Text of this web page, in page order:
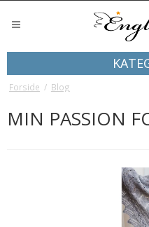
Forside / Blog
MIN PASSION